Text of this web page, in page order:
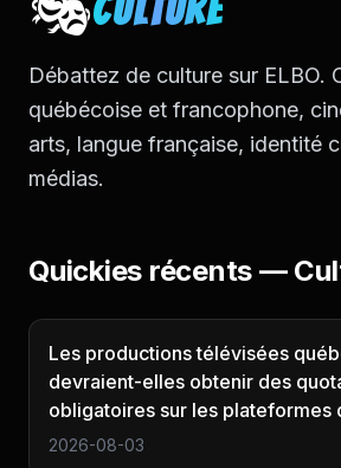
Culture
Débattez de culture sur ELBO.
québécoise et francophone,
arts, langue française, identité
médias.
Quickies récents —
Les productions télévisées
devraient-elles obtenir des
obligatoires sur les plateformes
2026-08-03